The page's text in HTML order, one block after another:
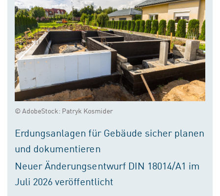
© AdobeStock: Patryk Kosmider
Erdungsanlagen für Gebäude sicher planen
und dokumentieren
Neuer Änderungsentwurf DIN 18014/A1 im
Juli 2026 veröffentlicht